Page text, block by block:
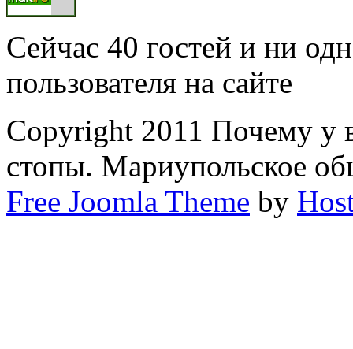
Сейчас 40 гостей и ни
пользователя на сайте
Copyright 2011 Почему у
стопы. Мариупольское
Free Joomla Theme by